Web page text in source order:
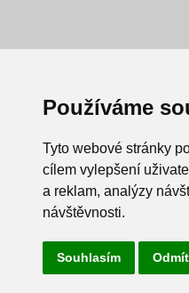
Používáme
Tyto webové stránky
cílem vylepšení
a reklam, analýzy
návštěvnosti.
Souhlasím